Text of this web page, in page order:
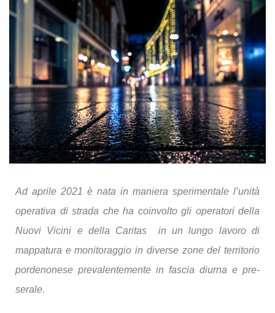
Ad aprile 2021 è nata in maniera sperimentale l’unità
operativa di strada che ha coinvolto gli operatori della
Nuovi Vicini e della Caritas in un lungo lavoro di
mappatura e monitoraggio in diverse zone del territorio
pordenonese prevalentemente in fascia diurna e pre-
serale.